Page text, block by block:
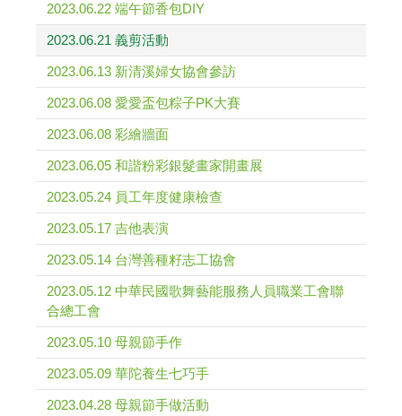
2023.06.22 端午節香包DIY
2023.06.21 義剪活動
2023.06.13 新清溪婦女協會參訪
2023.06.08 愛愛盃包粽子PK大賽
2023.06.08 彩繪牆面
2023.06.05 和諧粉彩銀髮畫家開畫展
2023.05.24 員工年度健康檢查
2023.05.17 吉他表演
2023.05.14 台灣善種籽志工協會
2023.05.12 中華民國歌舞藝能服務人員職業工會聯
合總工會
2023.05.10 母親節手作
2023.05.09 華陀養生七巧手
2023.04.28 母親節手做活動